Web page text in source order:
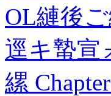
OL縺後
逕キ蟄宣
縲